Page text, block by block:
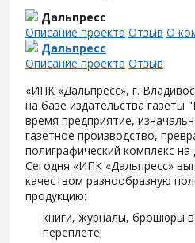
Дальпресс
Описание проекта Отзыв О
Дальпресс
Описание проекта Отзыв
«ИПК «Дальпресс», г.
на базе издательства газеты
время предприятие,
газетное производство,
полиграфический комплекс
Сегодня «ИПК «Дальпресс»
качеством разнообразную
продукцию:
книги, журналы, брошюры
переплете;